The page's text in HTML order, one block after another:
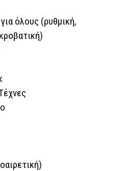
όλους (ρυθμική,